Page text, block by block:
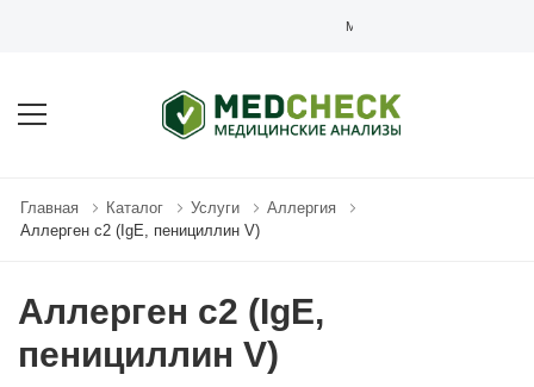
MEDCHECK.RU - СЕТЬ
Главная Каталог Услуги
Аллергия
Аллерген c2 (IgE, пенициллин V)
Аллерген c2 (IgE,
пенициллин V)